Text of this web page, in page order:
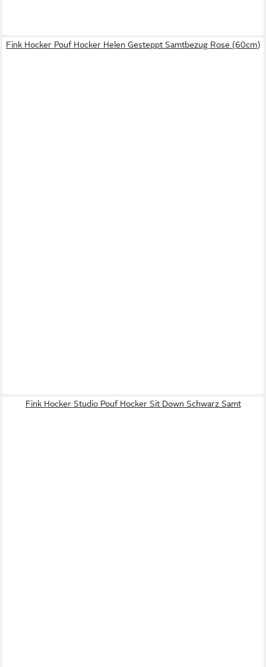
Fink Hocker Pouf Hocker Helen Gesteppt Samtbezug Rose (60cm)
Fink Hocker Studio Pouf Hocker Sit Down Schwarz Samt